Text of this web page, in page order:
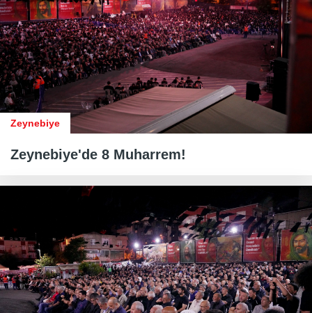
Zeynebiye
Zeynebiye'de 8 Muharrem!